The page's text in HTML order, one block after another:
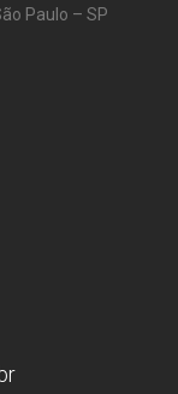
Paulo – SP